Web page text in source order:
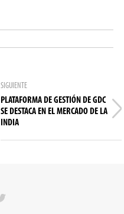
SIGUIENTE
PLATAFORMA DE GESTIÓN DE GDC
SE DESTACA EN EL MERCADO DE LA
INDIA